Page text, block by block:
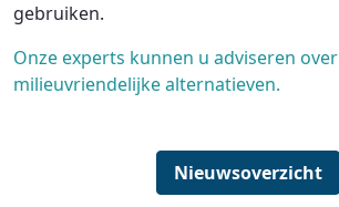
gebruiken.
Onze experts kunnen u adviseren over
milieuvriendelijke alternatieven.
Nieuwsoverzicht